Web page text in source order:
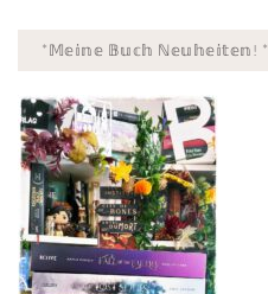
*𝕄𝕖𝕚𝕟𝕖 𝔹𝕦𝕔𝕙 ℕ𝕖𝕦𝕙𝕖𝕚𝕥𝕖𝕟! *